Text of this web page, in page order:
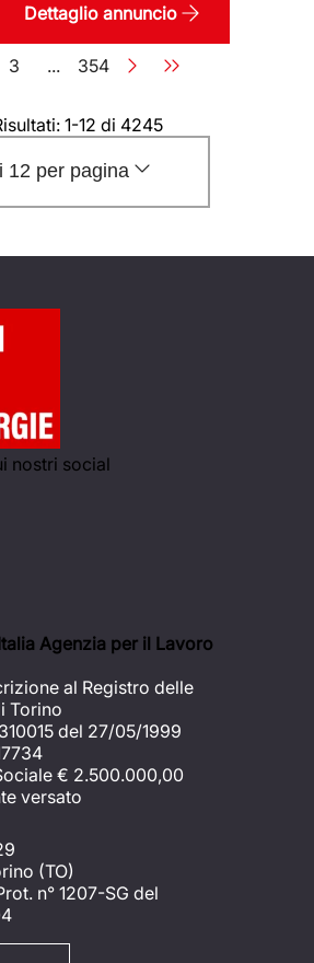
Dettaglio annuncio
Pagina
3 ... Pagina
354
1-12 di 4245
12 per pagina
nostri social
Agenzia per il Lavoro
al Registro delle
Torino
del 27/05/1999
€ 2.500.000,00
versato
(TO)
n° 1207-SG del